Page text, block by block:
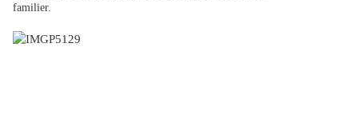
familier.